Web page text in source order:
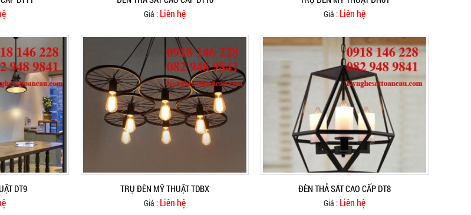
Giá : Liên hệ Giá : Liên hệ
DT9 TRỤ ĐÈN MỸ THUẬT TDBX
Giá : Liên hệ
ĐÈN THẢ SẮT CAO CẤP DT8
Giá : Liên hệ